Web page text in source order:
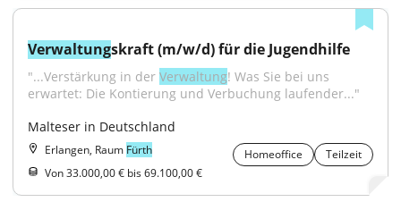
Verwaltungskraft (m/w/d) für die Jugendhilfe
"...Verstärkung in der Verwaltung! Was Sie bei uns
erwartet: Die Kontierung und Verbuchung laufender..."
Malteser in Deutschland
Erlangen, Raum Fürth Homeoffice
Teilzeit
Von 33.000,00 € bis 69.100,00 €